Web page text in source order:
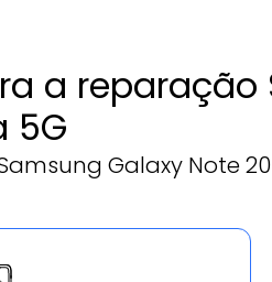
a
5G
Galaxy Note